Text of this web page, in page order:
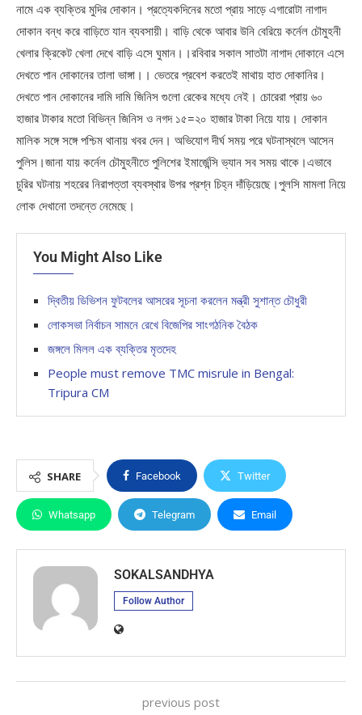
নামে এক ব্যক্তির মুদির দোকান। প্রত্যেকদিনের মতো প্রায় সাড়ে এগারোটা নাগাদ
দোকান বন্ধ করে বাড়িতে যান ব্যবসায়ী। বাড়ি থেকে আবার উনি বেরিয়ে কর্নেল চৌমুহনী
খেলার ক্রিকেট খেলা দেখে বাড়ি এসে ঘুমান।।রবিবার সকাল সাতটা নাগাদ দোকানে এসে
দেখতে পান দোকানের তালা ভাঙ্গা।। ভেতরে প্রবেশ করতেই মাথায় হাত দোকানির।
দেখতে পান দোকানের দামি দামি জিনিস গুলো রেকের মধ্যে নেই। চোরেরা প্রায় ৬০
হাজার টাকার মতো বিভিন্ন জিনিস ও নগদ ১৫=২০ হাজার টাকা নিয়ে যায়। দোকান
মালিক সঙ্গে সঙ্গে পশ্চিম থানায় খবর দেন। অভিযোগ দীর্ঘ সময় পরে ঘটনাস্থলে আসেন
পুলিস।জানা যায় কর্নেল চৌমুহনীতে পুলিশের ইমার্জেন্সি ভ্যান সব সময় থাকে।এভাবে
চুরির ঘটনায় শহরের নিরাপত্তা ব্যবস্থার উপর প্রশ্ন চিহ্ন দাঁড়িয়েছে।পুলসি মামলা নিয়ে
লোক দেখানো তদন্তে নেমেছে।
You Might Also Like
দ্বিতীয় ডিভিশন ফুটবলের আসরের সূচনা করলেন মন্ত্রী সুশান্ত চৌধুরী
লোকসভা নির্বাচন সামনে রেখে বিজেপির সাংগঠনিক বৈঠক
জঙ্গলে মিলল এক ব্যক্তির মৃতদেহ
People must remove TMC misrule in Bengal:
Tripura CM
SHARE Facebook Twitter
Whatsapp Telegram Email
SOKALSANDHYA
Follow Author
previous post